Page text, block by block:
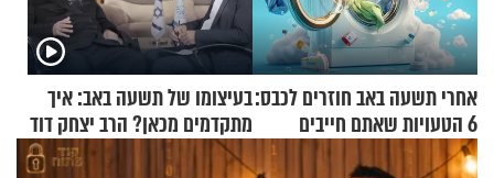
אחרי תשעה באב חוזרים לכבס:
6 הטעויות שאתם חייבים
להפסיק לעשות
בעיצומו של תשעה באב: איך
מתקדמים מכאן? הרב יצחק דוד
גרוסמן בשיחה מיוחדת